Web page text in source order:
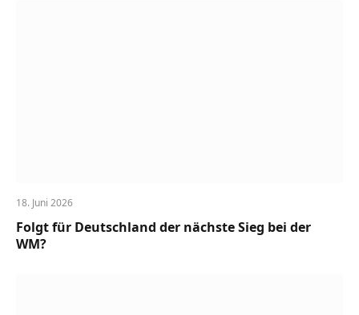
18. Juni 2026
Folgt für Deutschland der nächste Sieg bei der
WM?